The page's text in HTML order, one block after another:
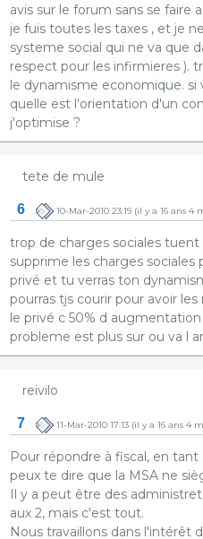
avis sur le forum sans se faire
je fuis toutes les taxes , et je
systeme social qui ne va que
respect pour les infirmieres ).
le dynamisme economique. si
quelle est l'orientation d'un
j'optimise ?
tete de mule
6 10-Mar-2010 23:19(il y a 16 ans 4
trop de charges sociales
supprime les charges
privé et tu verras ton
pourras tjs courir pour avoir
le privé c 50% d
probleme est plus sur ou va l
reivilo
7 11-Mar-2010 17:13(il y a 16 ans 4
Pour répondre à fiscal, en
peux te dire que la MSA ne
Il y a peut être des
aux 2, mais c'est tout.
Nous travaillons dans l'intérêt